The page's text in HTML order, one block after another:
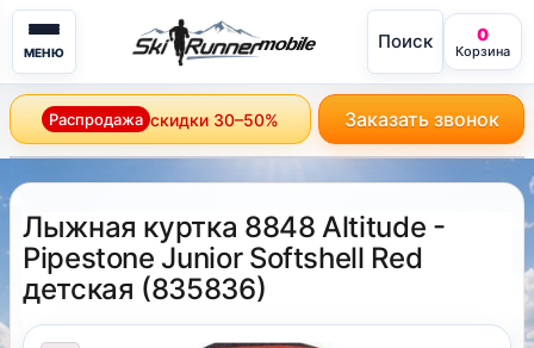
МЕНЮ mobile Поиск 0
Корзина
Распродажа скидки 30–50% Заказать звонок
Лыжная куртка 8848 Altitude -
Pipestone Junior Softshell Red
детская (835836)